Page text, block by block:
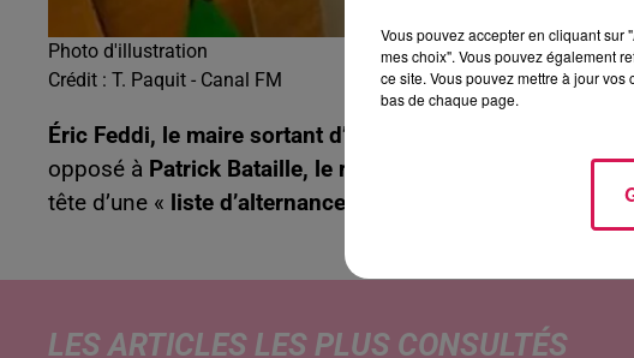
Photo d'illustration
Crédit : T. Paquit - Canal FM
Éric Feddi, le maire sortant d’Élesmes
opposé à Patrick Bataille, le responsable des Ateliers du
tête d’une « liste d’alternance, prête à répondre aux
LES ARTICLES LES PLUS CONSULTÉS
Vous pouvez accepter en cliquant sur
mes choix". Vous pouvez également
ce site. Vous pouvez mettre à jour
bas de chaque page.